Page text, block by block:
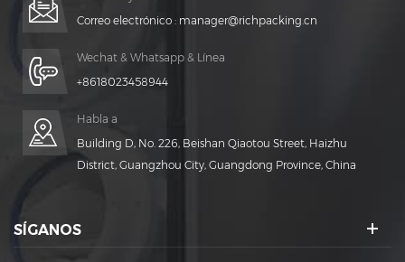
Correo electrónico : manager@richpacking.cn
Wechat & Whatsapp & Línea
+8618023458944
Habla a
Building D, No. 226, Beishan Qiaotou Street, Haizhu
District, Guangzhou City, Guangdong Province, China
SÍGANOS